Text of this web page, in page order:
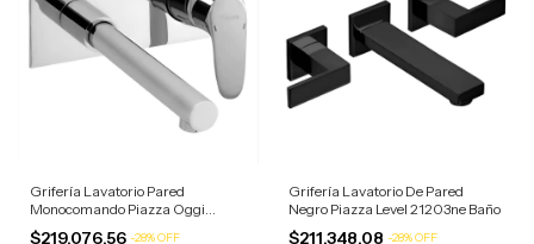
Grifería Lavatorio Pared
Monocomando Piazza Oggi
10503 Baño Plateado Cromado
$219.076,56 -28%OFF
Grifería Lavatorio De Pared
Negro Piazza Level 21203ne Baño
$211.348,08 -28%OFF